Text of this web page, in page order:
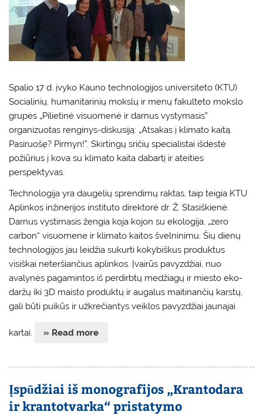
Spalio 17 d. įvyko Kauno technologijos universiteto (KTU)
Socialinių, humanitarinių mokslų ir menų fakulteto mokslo
grupės „Pilietinė visuomenė ir darnus vystymasis”
organizuotas renginys-diskusiją: „Atsakas į klimato kaitą.
Pasiruošę? Pirmyn!”. Skirtingų sričių specialistai išdėstė
požiūrius į kova su klimato kaita dabartį ir ateities
perspektyvas.
Technologija yra daugelių sprendimų raktas, taip teigia KTU
Aplinkos inžinerijos instituto direktorė dr. Ž. Stasiškienė.
Darnus vystimasis žengia koja kojon su ekologija, „zero
carbon“ visuomene ir klimato kaitos švelninimu. Šių dienų
technologijos jau leidžia sukurti kokybiškus produktus
visiškai neteršiančius aplinkos. Įvairūs pavyzdžiai, nuo
avalynės pagamintos iš perdirbtų medžiagų ir miesto eko-
daržų iki 3D maisto produktų ir augalus maitinančių karstų,
gali būti puikūs ir užkrečiantys veiklos pavyzdžiai jaunajai
kartai. » Read more
Įspūdžiai iš monografijos „Krantodara
ir krantotvarka“ pristatymo